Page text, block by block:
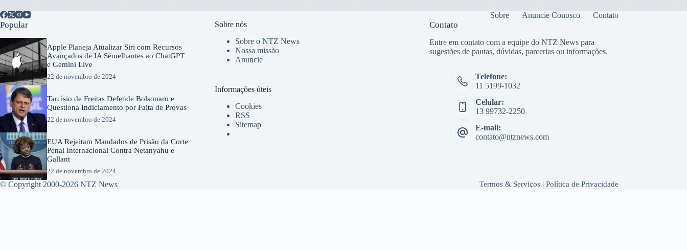
Sobre Anuncie Conosco Contato
Popular
Apple Planeja Atualizar Siri com Recursos
Avançados de IA Semelhantes ao ChatGPT
e Gemini Live
22 de novembro de 2024
Tarcísio de Freitas Defende Bolsonaro e
Questiona Indiciamento por Falta de Provas
22 de novembro de 2024
EUA Rejeitam Mandados de Prisão da Corte
Penal Internacional Contra Netanyahu e
Gallant
22 de novembro de 2024
Sobre nós
Sobre o NTZ News
Nossa missão
Anuncie
Informações úteis
Cookies
RSS
Sitemap
Contato
Entre em contato com a equipe do NTZ News para
sugestões de pautas, dúvidas, parcerias ou informações.
Telefone:
11 5199-1032
Celular:
13 99732-2250
E-mail:
contato@ntznews.com
© Copyright 2000-2026 NTZ News Termos & Serviços| Política de Privacidade